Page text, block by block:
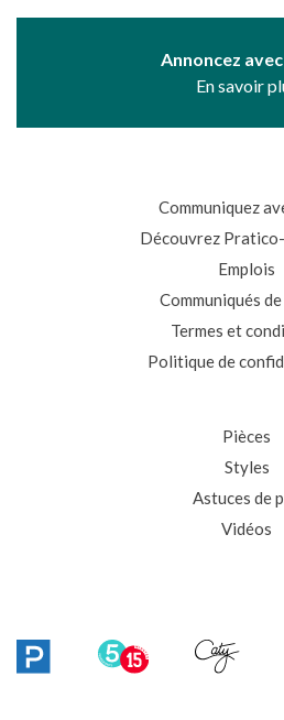
Annoncez
En savoir
Communiquez
Découvrez
Emplois
Communiqués
Termes et
Politique de
Pièces
Styles
Astuces de
Vidéos